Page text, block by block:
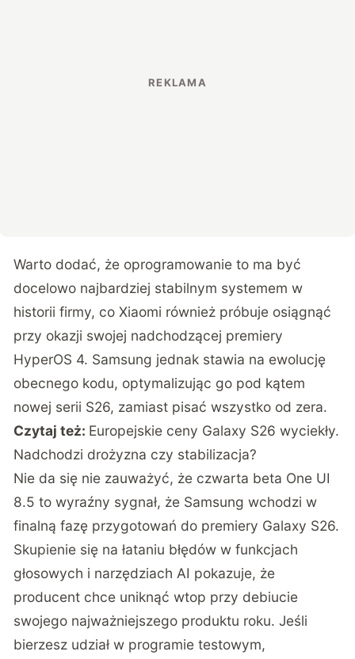
Warto dodać, że oprogramowanie to ma być
docelowo najbardziej stabilnym systemem w
historii firmy, co Xiaomi również próbuje osiągnąć
przy okazji swojej nadchodzącej premiery
HyperOS 4. Samsung jednak stawia na ewolucję
obecnego kodu, optymalizując go pod kątem
nowej serii S26, zamiast pisać wszystko od zera.
Czytaj też: Europejskie ceny Galaxy S26 wyciekły.
Nadchodzi drożyzna czy stabilizacja?
Nie da się nie zauważyć, że czwarta beta One UI
8.5 to wyraźny sygnał, że Samsung wchodzi w
finalną fazę przygotowań do premiery Galaxy S26.
Skupienie się na łataniu błędów w funkcjach
głosowych i narzędziach AI pokazuje, że
producent chce uniknąć wtop przy debiucie
swojego najważniejszego produktu roku. Jeśli
bierzesz udział w programie testowym,